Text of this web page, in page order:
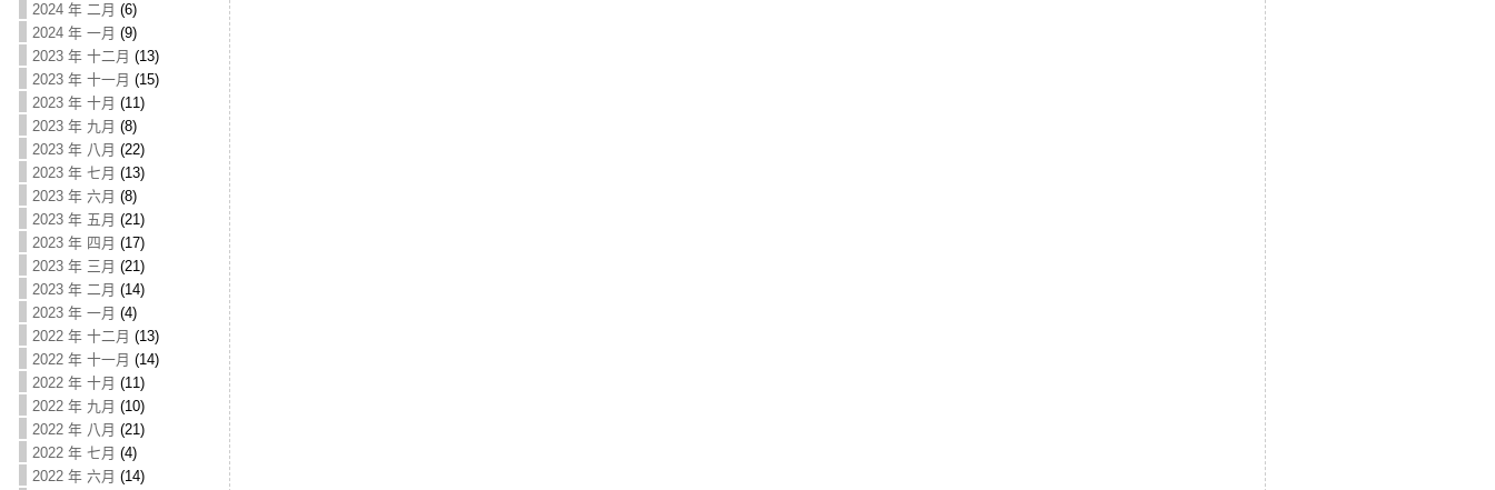
2024 年 二月 (6)
2024 年 一月 (9)
2023 年 十二月 (13)
2023 年 十一月 (15)
2023 年 十月 (11)
2023 年 九月 (8)
2023 年 八月 (22)
2023 年 七月 (13)
2023 年 六月 (8)
2023 年 五月 (21)
2023 年 四月 (17)
2023 年 三月 (21)
2023 年 二月 (14)
2023 年 一月 (4)
2022 年 十二月 (13)
2022 年 十一月 (14)
2022 年 十月 (11)
2022 年 九月 (10)
2022 年 八月 (21)
2022 年 七月 (4)
2022 年 六月 (14)